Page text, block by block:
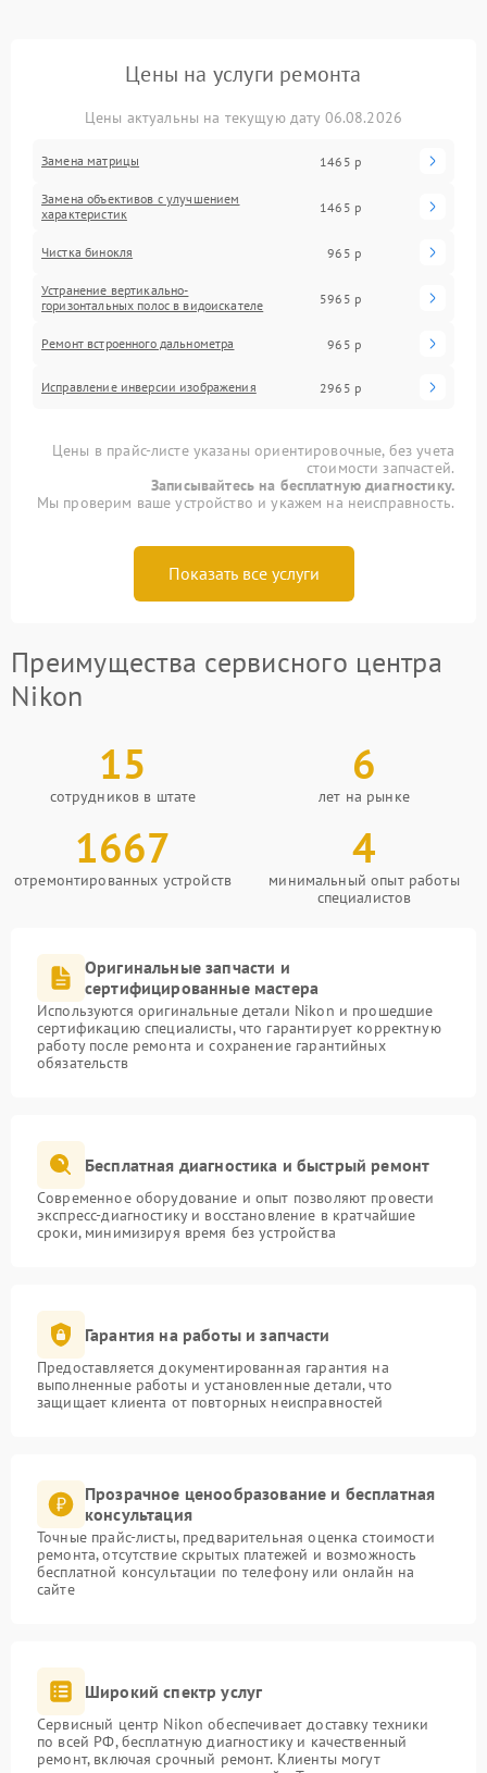
Цены на услуги ремонта
Цены актуальны на текущую дату 06.08.2026
Замена матрицы 1465 р
Замена объективов с улучшением
характеристик
1465 р
Чистка бинокля 965 р
Устранение вертикально-
горизонтальных полос в видоискателе
5965 р
Ремонт встроенного дальнометра 965 р
Исправление инверсии изображения 2965 р
Цены в прайс-листе указаны ориентировочные, без учета
стоимости запчастей.
Записывайтесь на бесплатную диагностику.
Мы проверим ваше устройство и укажем на неисправность.
Показать все услуги
Преимущества сервисного центра
Nikon
15
сотрудников в штате
6
лет на рынке
1667
отремонтированных устройств
4
минимальный опыт работы
специалистов
Оригинальные запчасти и
сертифицированные мастера
Используются оригинальные детали Nikon и прошедшие
сертификацию специалисты, что гарантирует корректную
работу после ремонта и сохранение гарантийных
обязательств
Бесплатная диагностика и быстрый ремонт
Современное оборудование и опыт позволяют провести
экспресс-диагностику и восстановление в кратчайшие
сроки, минимизируя время без устройства
Гарантия на работы и запчасти
Предоставляется документированная гарантия на
выполненные работы и установленные детали, что
защищает клиента от повторных неисправностей
Прозрачное ценообразование и бесплатная
консультация
Точные прайс-листы, предварительная оценка стоимости
ремонта, отсутствие скрытых платежей и возможность
бесплатной консультации по телефону или онлайн на
сайте
Широкий спектр услуг
Сервисный центр Nikon обеспечивает доставку техники
по всей РФ, бесплатную диагностику и качественный
ремонт, включая срочный ремонт. Клиенты могут